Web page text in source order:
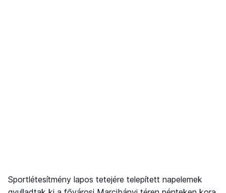
Sportlétesítmény lapos tetejére telepített napelemek